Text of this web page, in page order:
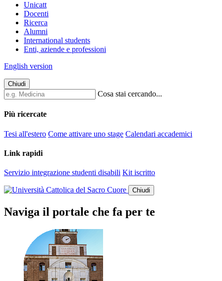
Unicatt
Docenti
Ricerca
Alumni
International students
Enti, aziende e professioni
English version
Chiudi
Cosa stai cercando...
Più ricercate
Tesi all'estero Come attivare uno stage Calendari accademici
Link rapidi
Servizio integrazione studenti disabili Kit iscritto
Chiudi
Naviga il portale che fa per te